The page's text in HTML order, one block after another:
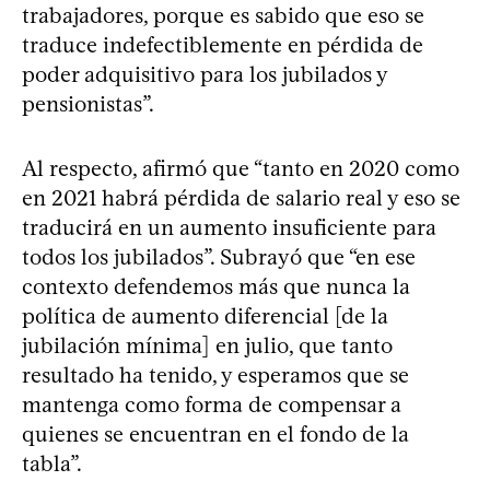
trabajadores, porque es sabido que eso se
traduce indefectiblemente en pérdida de
poder adquisitivo para los jubilados y
pensionistas”.
Al respecto, afirmó que “tanto en 2020 como
en 2021 habrá pérdida de salario real y eso se
traducirá en un aumento insuficiente para
todos los jubilados”. Subrayó que “en ese
contexto defendemos más que nunca la
política de aumento diferencial [de la
jubilación mínima] en julio, que tanto
resultado ha tenido, y esperamos que se
mantenga como forma de compensar a
quienes se encuentran en el fondo de la
tabla”.